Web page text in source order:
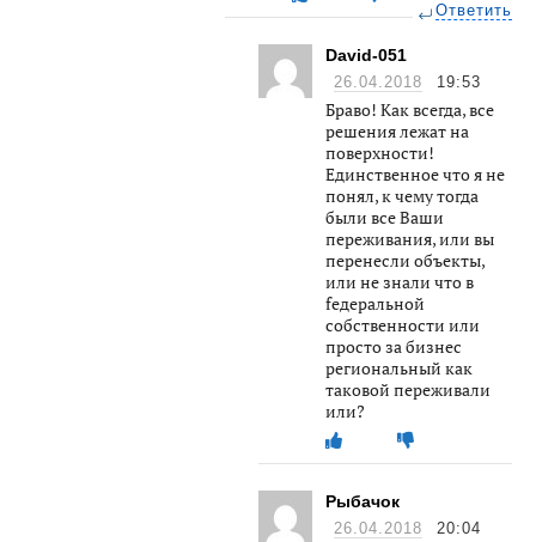
Ответить
David-051
26.04.2018 19:53
Браво! Как всегда, все
решения лежат на
поверхности!
Единственное что я не
понял, к чему тогда
были все Ваши
переживания, или вы
перенесли объекты,
или не знали что в
fедеральной
собственности или
просто за бизнес
региональный как
таковой переживали
или?
Рыбачок
26.04.2018 20:04